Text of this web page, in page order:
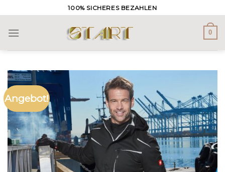
to
content
100% SICHERES BEZAHLEN
0
Angebot!